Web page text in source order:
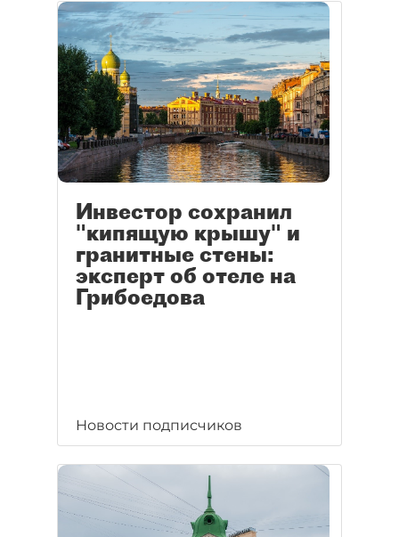
Инвестор сохранил
"кипящую крышу" и
гранитные стены:
эксперт об отеле на
Грибоедова
Новости подписчиков